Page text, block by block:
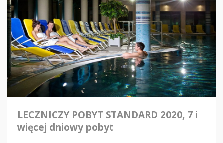
LECZNICZY POBYT STANDARD 2020, 7 i
więcej dniowy pobyt